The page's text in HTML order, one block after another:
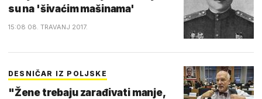
su na 'šivaćim mašinama'
15:08 08. TRAVANJ 2017.
DESNIČAR IZ POLJSKE
"Žene trebaju zarađivati manje,